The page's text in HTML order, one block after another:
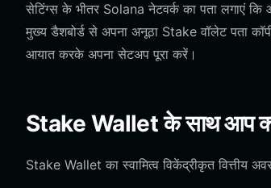
सेटिंग्स के भीतर Solana नेटवर्क का पता लगाएं
मुख्य डैशबोर्ड से अपना अनूठा Stake वॉलेट पता
आयात करके अपना सेटअप पूरा करें।
Stake Wallet के साथ आप
Stake Wallet का स्वामित्व विकेंद्रीकृत वित्तीय